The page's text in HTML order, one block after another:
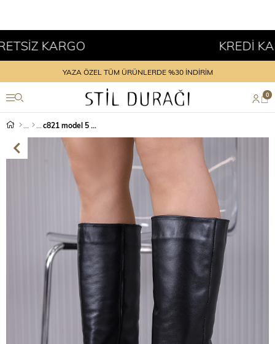
KARGO KREDİ
YAZA ÖZEL TÜM ÜRÜNLERDE %30 İNDİRİM
0
c821 model 5 cm topuklu orjinal deri uzun çizme SIYAH